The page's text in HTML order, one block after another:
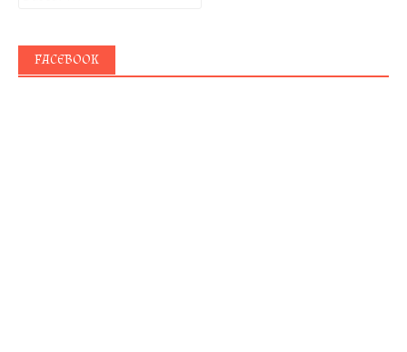
FACEBOOK